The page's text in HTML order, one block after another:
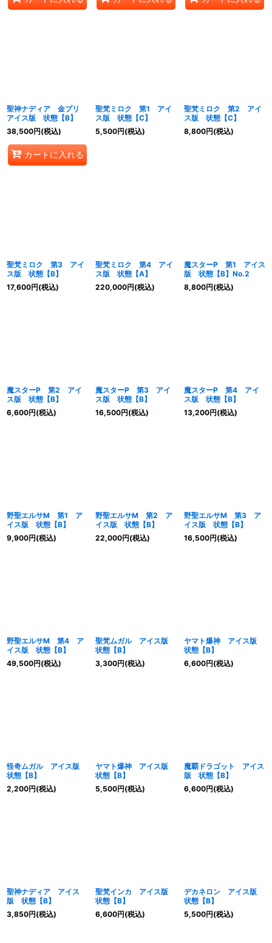
聖神ナディア 金プリ
アイス版 状態【B】
38,500円(税込)
カートに入れる
聖梵ミロク 第1 アイ
ス版 状態【C】
5,500円(税込)
聖梵ミロク 第2 アイ
ス版 状態【C】
8,800円(税込)
聖梵ミロク 第3 アイ
ス版 状態【B】
17,600円(税込)
聖梵ミロク 第4 アイ
ス版 状態【A】
220,000円(税込)
魔スターP 第1 アイス
版 状態【B】No.2
8,800円(税込)
魔スターP 第2 アイ
ス版 状態【B】
6,600円(税込)
魔スターP 第3 アイ
ス版 状態【B】
16,500円(税込)
魔スターP 第4 アイ
ス版 状態【B】
13,200円(税込)
野聖エルサM 第1 ア
イス版 状態【B】
9,900円(税込)
野聖エルサM 第2 ア
イス版 状態【B】
22,000円(税込)
野聖エルサM 第3 ア
イス版 状態【B】
16,500円(税込)
野聖エルサM 第4 ア
イス版 状態【B】
49,500円(税込)
聖梵ムガル アイス版
状態【B】
3,300円(税込)
ヤマト爆神 アイス版
状態【B】
6,600円(税込)
怪奇ムガル アイス版
状態【B】
2,200円(税込)
ヤマト爆神 アイス版
状態【B】
5,500円(税込)
魔覇ドラゴット アイス
版 状態【B】
6,600円(税込)
聖神ナディア アイス
版 状態【B】
3,850円(税込)
聖梵インカ アイス版
状態【B】
6,600円(税込)
デカネロン アイス版
状態【B】
5,500円(税込)